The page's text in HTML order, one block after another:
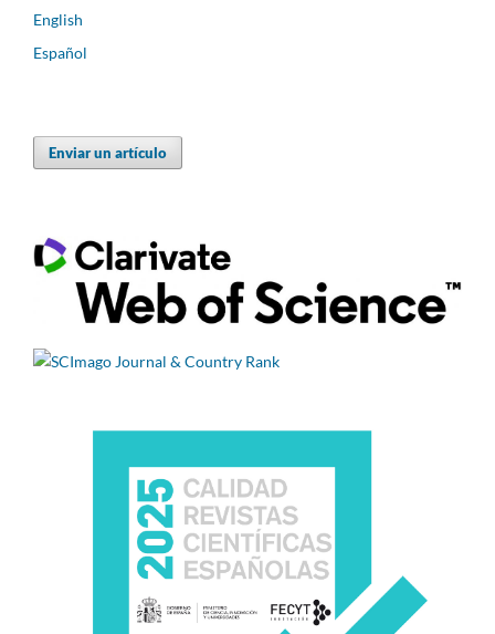
English
Español
Enviar un artículo